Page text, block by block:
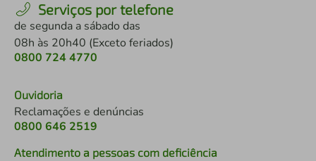
Serviços por telefone
de segunda a sábado das
08h às 20h40 (Exceto feriados)
0800 724 4770
Ouvidoria
Reclamações e denúncias
0800 646 2519
Atendimento a pessoas com deficiência